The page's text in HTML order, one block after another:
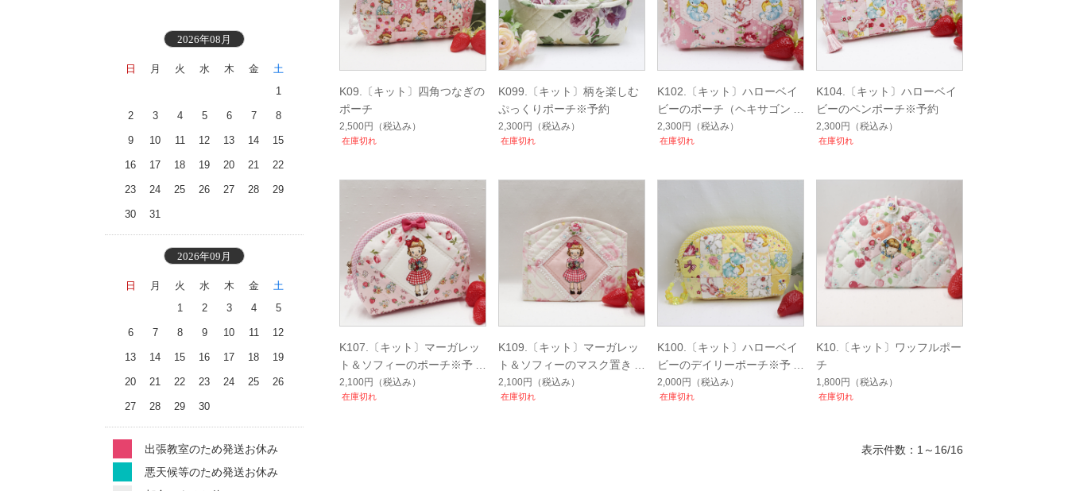
K09.〔キット〕四角つなぎの
ポーチ
2,500円 （税込み）
在庫切れ
K099.〔キット〕柄を楽しむ
ぷっくりポーチ※予約
2,300円 （税込み）
在庫切れ
K102.〔キット〕ハローベイ
ビーのポーチ（ヘキサゴン）
※予約
2,300円 （税込み）
在庫切れ
K104.〔キット〕ハローベイ
ビーのペンポーチ※予約
2,300円 （税込み）
在庫切れ
K107.〔キット〕マーガレッ
ト＆ソフィーのポーチ※予約
2,100円 （税込み）
在庫切れ
K109.〔キット〕マーガレッ
ト＆ソフィーのマスク置き※
予約
2,100円 （税込み）
在庫切れ
K100.〔キット〕ハローベイ
ビーのデイリーポーチ※予約
2,000円 （税込み）
在庫切れ
K10.〔キット〕ワッフルポー
チ
1,800円 （税込み）
在庫切れ
表示件数：1～16/16
2026年08月
日 月 火 水 木 金
土
1
2 3 4 5 6 7 8
9 10 11 12 13 14 15
16 17 18 19 20 21 22
23 24 25 26 27 28 29
30 31
2026年09月
日 月 火 水 木 金
土
1
2 3 4 5
6 7 8 9 10 11 12
13 14 15 16 17 18 19
20 21 22 23 24 25 26
27 28 29 30
出張教室のため発送お休み
悪天候等のため発送お休み